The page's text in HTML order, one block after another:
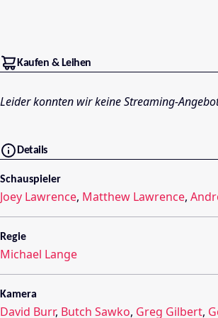
Kaufen & Leihen
Leider konnten wir keine Streaming-
Details
Schauspieler
Joey Lawrence, Matthew Lawrence,
Regie
Michael Lange
Kamera
David Burr, Butch Sawko, Greg Gilbert,